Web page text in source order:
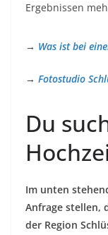
Ergebnissen
→ Was ist bei
→ Fotostudio
Du
Im unten
Anfrage stellen,
der Region